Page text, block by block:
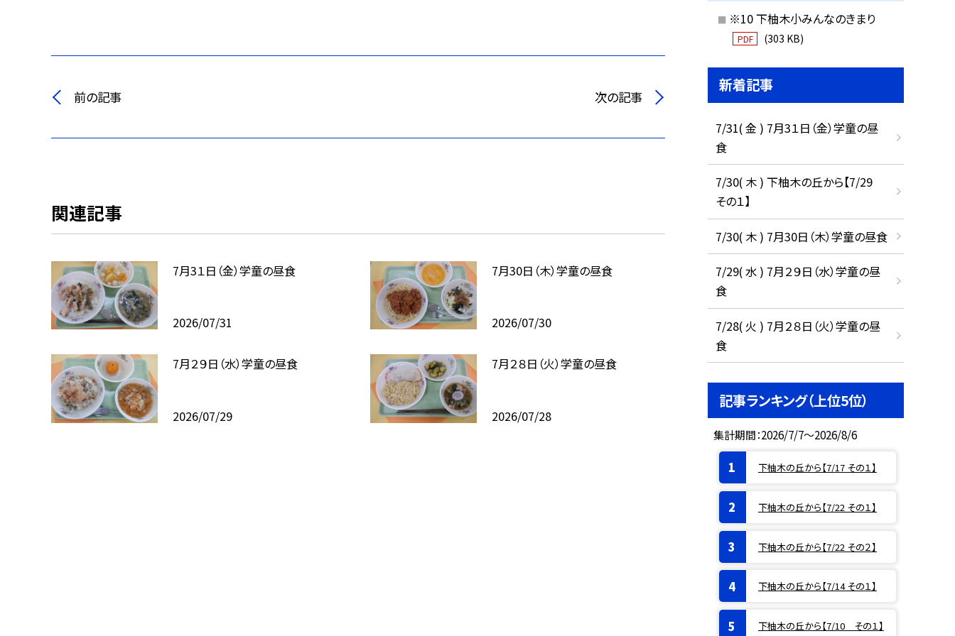
前の記事 次の記事
関連記事
7月3１日（金）学童の昼食
2026/07/31
7月30日（木）学童の昼食
2026/07/30
7月２９日（水）学童の昼食
2026/07/29
7月２８日（火）学童の昼食
2026/07/28
※10 下柚木小みんなのきまり
PDF (303 KB)
新着記事
7/31( 金 ) 7月3１日（金）学童の昼
食
7/30( 木 ) 下柚木の丘から【7/29
その１】
7/30( 木 ) 7月30日（木）学童の昼食
7/29( 水 ) 7月２９日（水）学童の昼
食
7/28( 火 ) 7月２８日（火）学童の昼
食
記事ランキング（上位5位）
集計期間：2026/7/7～2026/8/6
下柚木の丘から【7/17 その１】
下柚木の丘から【7/22 その１】
下柚木の丘から【7/22 その２】
下柚木の丘から【7/14 その１】
下柚木の丘から【7/10 その１】